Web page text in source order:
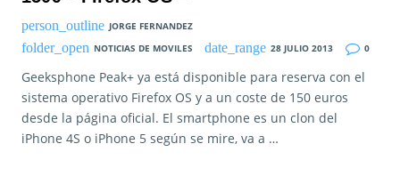
JORGE FERNANDEZ
NOTICIAS DE MOVILES
28 JULIO 2013 0
Geeksphone Peak+ ya está disponible para reserva con el
sistema operativo Firefox OS y a un coste de 150 euros
desde la página oficial. El smartphone es un clon del
iPhone 4S o iPhone 5 según se mire, va a …